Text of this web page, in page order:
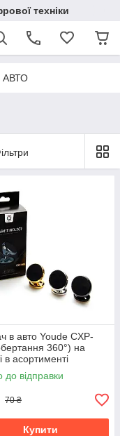
техніки
АВТО
в авто Youde CXP-
360°) на
в асортименті
до відправки
70 ₴
Купити